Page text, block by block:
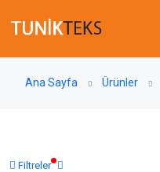
Ana Sayfa Ürünler
Filtreler